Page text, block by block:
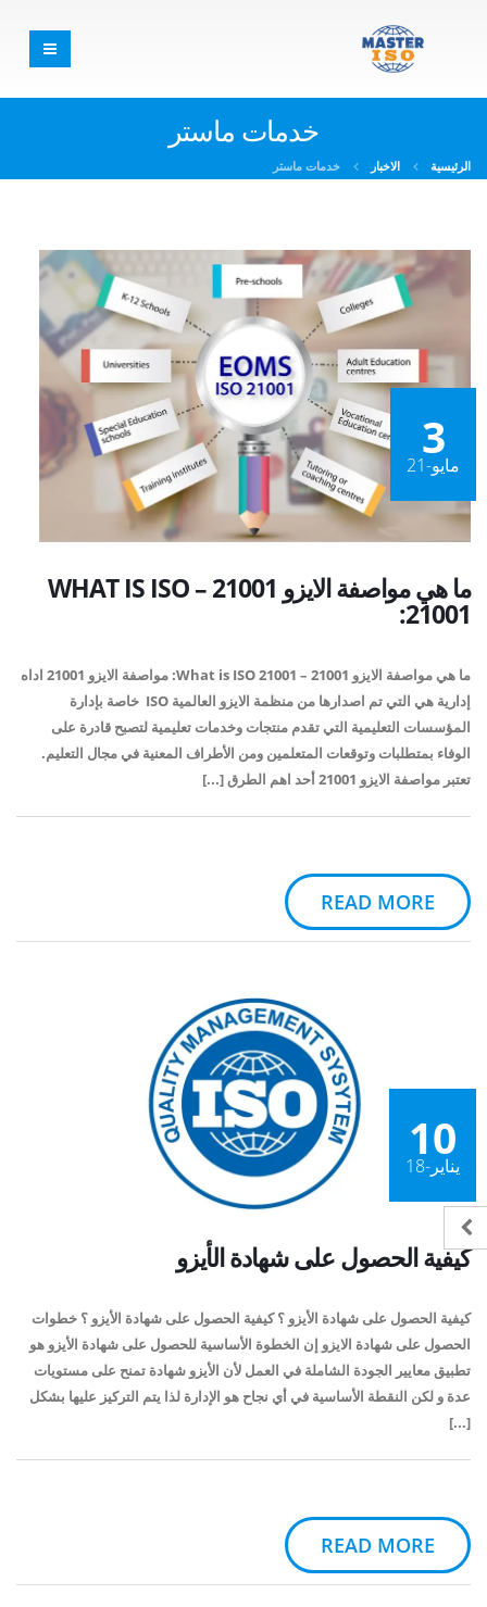
خدمات ماستر
الرئيسية الاخبار خدمات ماستر
3
مايو-21
ما هي مواصفة الايزو 21001 – WHAT IS ISO
21001:
ما هي مواصفة الايزو 21001 – What is ISO 21001: مواصفة الايزو 21001 اداه
إدارية هي التي تم اصدارها من منظمة الايزو العالمية ISO خاصة بإدارة
المؤسسات التعليمية التي تقدم منتجات وخدمات تعليمية لتصبح قادرة على
الوفاء بمتطلبات وتوقعات المتعلمين ومن الأطراف المعنية في مجال التعليم.
تعتبر مواصفة الايزو 21001 أحد اهم الطرق [...]
READ MORE
10
يناير-18
كيفية الحصول على شهادة الأيزو
كيفية الحصول على شهادة الأيزو ؟ كيفية الحصول على شهادة الأيزو ؟ خطوات
الحصول على شهادة الايزو إن الخطوة الأساسية للحصول على شهادة الأيزو هو
تطبيق معايير الجودة الشاملة في العمل لأن الأيزو شهادة تمنح على مستويات
عدة و لكن النقطة الأساسية في أي نجاح هو الإدارة لذا يتم التركيز عليها بشكل
[...]
READ MORE